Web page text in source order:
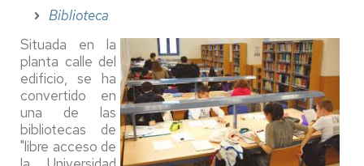
Biblioteca
Situada en la
planta calle del
edificio, se ha
convertido en
una de las
bibliotecas de
"libre acceso de